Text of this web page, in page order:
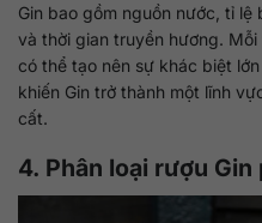
Gin bao gồm nguồn nước, tỉ
và thời gian truyền hương.
có thể tạo nên sự khác biệt
khiến Gin trở thành một lĩnh
cất.
4. Phân loại rượu